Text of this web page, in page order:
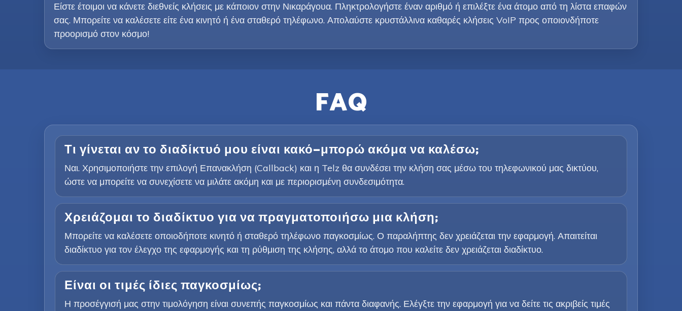
Είστε έτοιμοι να κάνετε διεθνείς κλήσεις με κάποιον στην Νικαράγουα. Πληκτρολογήστε έναν αριθμό ή επιλέξτε ένα άτομο από τη λίστα επαφών
σας. Μπορείτε να καλέσετε είτε ένα κινητό ή ένα σταθερό τηλέφωνο. Απολαύστε κρυστάλλινα καθαρές κλήσεις VoIP προς οποιονδήποτε
προορισμό στον κόσμο!
FAQ
Τι γίνεται αν το διαδίκτυό μου είναι κακό—μπορώ ακόμα να καλέσω;
Ναι. Χρησιμοποιήστε την επιλογή Επανακλήση (Callback) και η Telz θα συνδέσει την κλήση σας μέσω του τηλεφωνικού μας δικτύου,
ώστε να μπορείτε να συνεχίσετε να μιλάτε ακόμη και με περιορισμένη συνδεσιμότητα.
Χρειάζομαι το διαδίκτυο για να πραγματοποιήσω μια κλήση;
Μπορείτε να καλέσετε οποιοδήποτε κινητό ή σταθερό τηλέφωνο παγκοσμίως. Ο παραλήπτης δεν χρειάζεται την εφαρμογή. Απαιτείται
διαδίκτυο για τον έλεγχο της εφαρμογής και τη ρύθμιση της κλήσης, αλλά το άτομο που καλείτε δεν χρειάζεται διαδίκτυο.
Είναι οι τιμές ίδιες παγκοσμίως;
Η προσέγγισή μας στην τιμολόγηση είναι συνεπής παγκοσμίως και πάντα διαφανής. Ελέγξτε την εφαρμογή για να δείτε τις ακριβείς τιμές